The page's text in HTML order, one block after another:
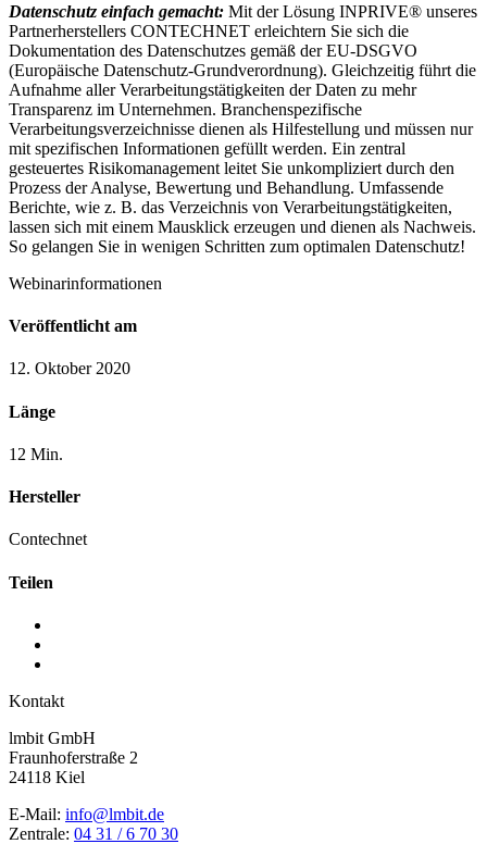
Datenschutz einfach gemacht: Mit der Lösung INPRIVE® unseres
Partnerherstellers CONTECHNET erleichtern Sie sich die
Dokumentation des Datenschutzes gemäß der EU-DSGVO
(Europäische Datenschutz-Grundverordnung). Gleichzeitig führt die
Aufnahme aller Verarbeitungstätigkeiten der Daten zu mehr
Transparenz im Unternehmen. Branchenspezifische
Verarbeitungsverzeichnisse dienen als Hilfestellung und müssen nur
mit spezifischen Informationen gefüllt werden. Ein zentral
gesteuertes Risikomanagement leitet Sie unkompliziert durch den
Prozess der Analyse, Bewertung und Behandlung. Umfassende
Berichte, wie z. B. das Verzeichnis von Verarbeitungstätigkeiten,
lassen sich mit einem Mausklick erzeugen und dienen als Nachweis.
So gelangen Sie in wenigen Schritten zum optimalen Datenschutz!
Webinarinformationen
Veröffentlicht am
12. Oktober 2020
Länge
12 Min.
Hersteller
Contechnet
Teilen
Kontakt
lmbit GmbH
Fraunhoferstraße 2
24118 Kiel
E-Mail: info@lmbit.de
Zentrale: 04 31 / 6 70 30